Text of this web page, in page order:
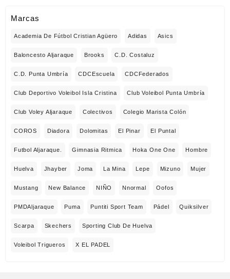
Marcas
Academia De Fútbol Cristian Agüero Adidas Asics
Baloncesto Aljaraque Brooks C.D. Costaluz
C.D. Punta Umbría CDCEscuela CDCFederados
Club Deportivo Voleibol Isla Cristina Club Voleibol Punta Umbría
Club Voley Aljaraque Colectivos Colegio Marista Colón
COROS Diadora Dolomitas El Pinar El Puntal
Futbol Aljaraque. Gimnasia Ritmica Hoka One One Hombre
Huelva Jhayber Joma La Mina Lepe Mizuno Mujer
Mustang New Balance NIÑO Nnormal Oofos
PMDAljaraque Puma Puntiti Sport Team Pádel Quiksilver
Scarpa Skechers Sporting Club De Huelva
Voleibol Trigueros X EL PADEL